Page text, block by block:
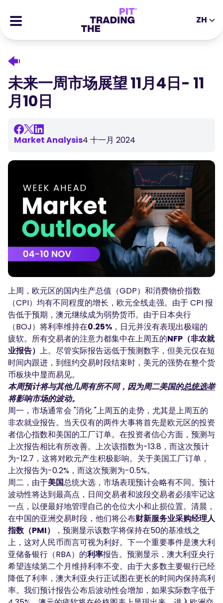
股票
成功的故事
奖励
电子书
网络研讨会
播客
词汇表
全球经济日历
市场休日时间
帮助中心
合伙人专区
登录 注册
ZH
DE
ES
IT
JA
未来一周市场展望 11月4日- 11
月10日
Market Analysis4 十一月 2024
上周，欧元区的国内生产总值（GDP）和消费物价指数
（CPI）均有不同程度的增长，欧元全线走强。由于 CPI 报
告低于预期，澳元继续成为弱势货币。由于日本央行
（BOJ）将利率维持在0.25% ，日元并没有表现出极端的
疲软。所有交易者的注意力都集中在上周五的NFP（非农就
业报告） 上。尽管实际报告远低于预测数字，但美元仅在短
时间内跟进，到纽约交易时段结束时，美元的强势在整个货
币板块中显而易见。
本周预计将与其他几周有所不同，因为周二美国的总统选举
将影响市场的波动。
周一，市场通常会 "消化 "上周五的走势，尤其是上周五的
非农就业报告。当天仅有的两件大事将首先是欧元区的投资
者信心指数和美国的工厂订单。在投资者信心方面，预测与
上次报告相比有所改善。上次该指数为-13.8，而这次预计
为-12.7，这将对欧元产生积极影响。关于美国工厂订单，
上次报告为-0.2%，而这次预测为-0.5%。
周二，由于美国总统大选，市场表现预计会略有不同。预计
波动性将达到最高点，日间交易者和波段交易者必须牢记这
一点，以便最好地管理自己的仓位大小和止损位置。清晨，
在中国的亚洲交易时段，他们将公布财新服务业采购经理人
指数（PMI）
，预测显示该数字将保持在50的基准线之
上，这对人民币而言可视为利好。下一个重要事件是澳大利
亚储备银行（RBA）的利率报告。预测显示，澳大利亚央行
希望连续第二个月维持利率不变。由于大多数主要银行已经
降低了利率，澳大利亚央行正试图在更长的时间内保持高利
率。我们预计报告公布后波动性会增加，如果实际数字低于